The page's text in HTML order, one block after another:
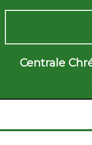
Centrale